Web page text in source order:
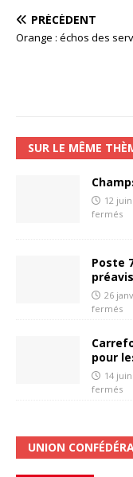
PRÉCÉDENT
Orange : échos des
SUR LE MÊME
12
fermés
Poste
26
fermés
pour
14 juin
fermés
UNION